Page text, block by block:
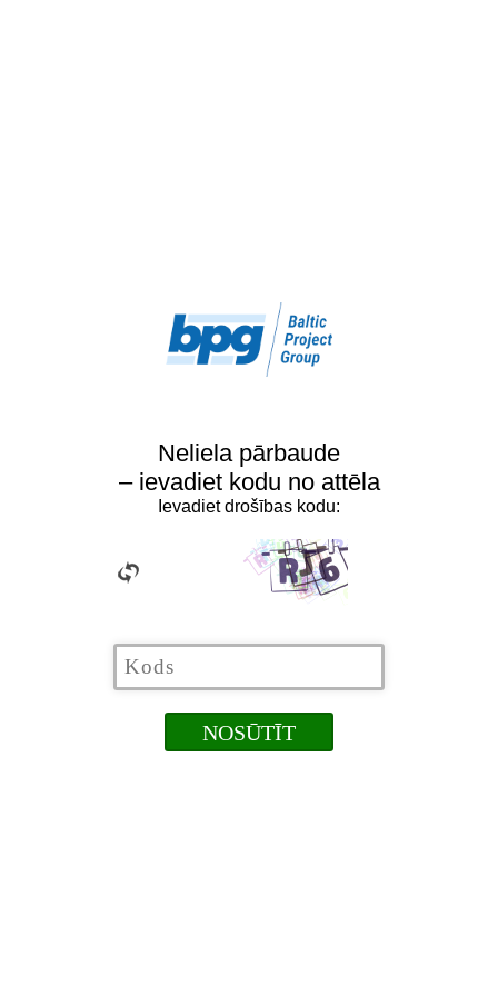
Neliela pārbaude
– ievadiet kodu no attēla
Ievadiet drošības kodu: